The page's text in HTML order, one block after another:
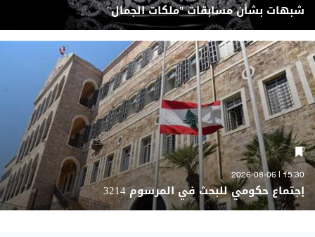
شبهات بشأن مسابقات "ملكات الجمال"
15:30 | 2026-08-06
إجتماع حكومي للبحث في المرسوم 3214